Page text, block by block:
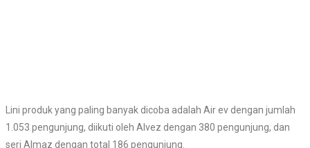
Lini produk yang paling banyak dicoba adalah Air ev dengan jumlah
1.053 pengunjung, diikuti oleh Alvez dengan 380 pengunjung, dan
seri Almaz dengan total 186 pengunjung.